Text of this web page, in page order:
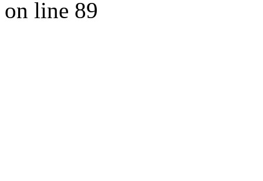
on line 89